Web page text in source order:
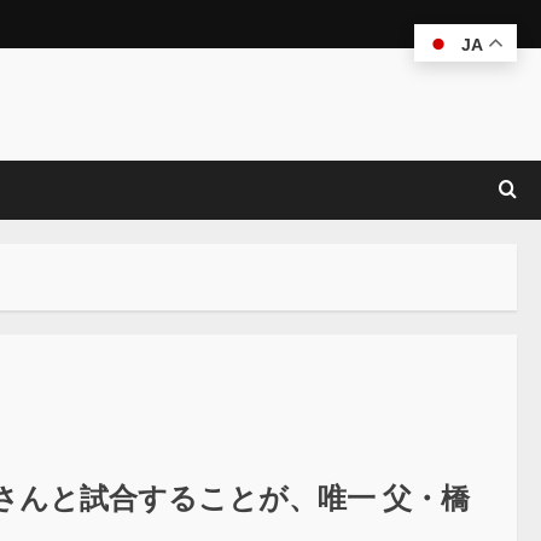
んと試合することが、唯一 父・橋
JA